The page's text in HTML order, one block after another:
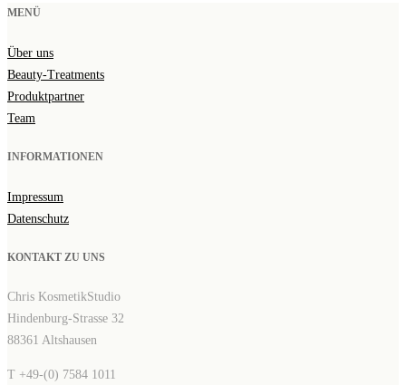
MENÜ
Über uns
Beauty-Treatments
Produktpartner
Team
INFORMATIONEN
Impressum
Datenschutz
KONTAKT ZU UNS
Chris KosmetikStudio
Hindenburg-Strasse 32
88361 Altshausen
T +49-(0) 7584 1011